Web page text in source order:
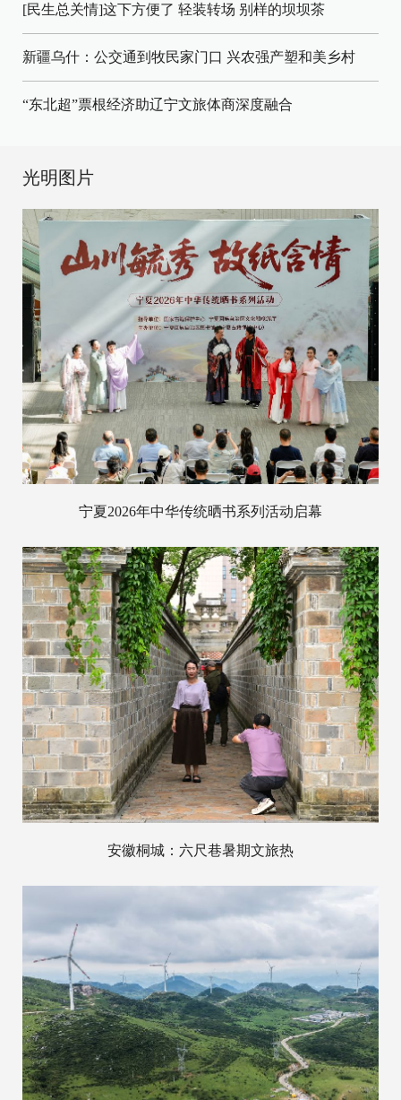
[民生总关情]这下方便了 轻装转场 别样的坝坝茶
新疆乌什：公交通到牧民家门口 兴农强产塑和美乡村
“东北超”票根经济助辽宁文旅体商深度融合
光明图片
宁夏2026年中华传统晒书系列活动启幕
安徽桐城：六尺巷暑期文旅热